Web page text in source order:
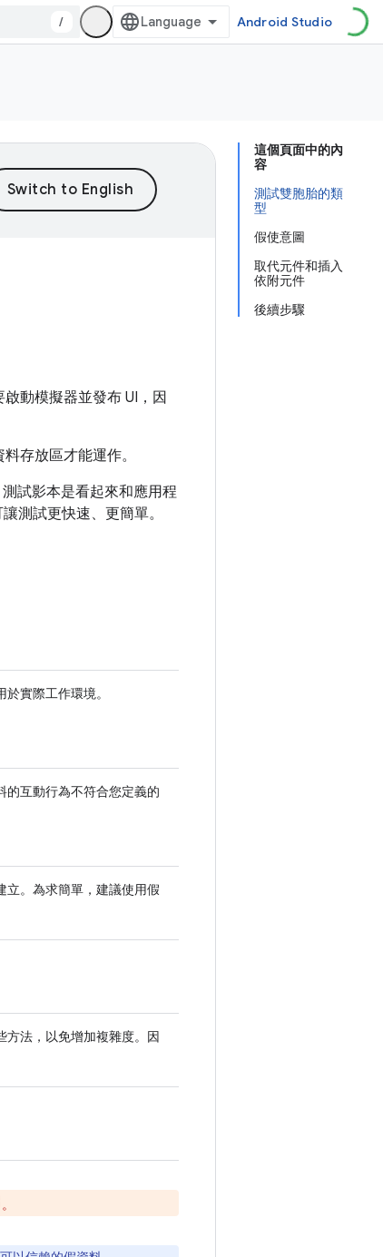
/ Android Studio
這個頁面中的內
容
測試雙胞胎的類
型
假使意圖
取代元件和插入
依附元件
後續步驟
動模擬器並發布 UI，因
存放區才能運作。
試影本是看起來和應用程
測試更快速、更簡單。
實際工作環境。
的互動行為不符合您定義的
立。為求簡單，建議使用假
方法，以免增加複雜度。因
。